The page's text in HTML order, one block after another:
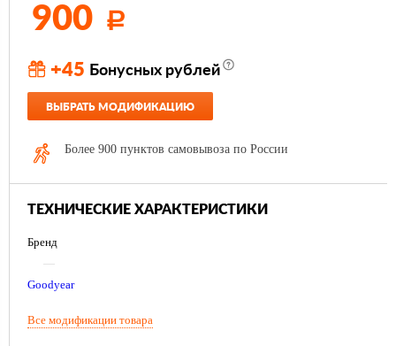
900 Р
+45 Бонусных рублей
ВЫБРАТЬ МОДИФИКАЦИЮ
Более 900 пунктов самовывоза по России
ТЕХНИЧЕСКИЕ ХАРАКТЕРИСТИКИ
Бренд
—
Goodyear
Все модификации товара